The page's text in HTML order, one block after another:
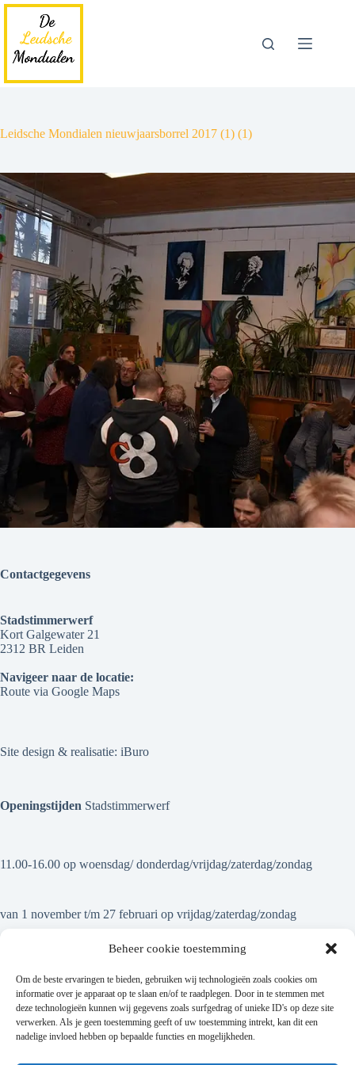
Beheer cookie toestemming
Om de beste ervaringen te bieden, gebruiken wij technologieën zoals cookies om
informatie over je apparaat op te slaan en/of te raadplegen. Door in te stemmen met
deze technologieën kunnen wij gegevens zoals surfgedrag of unieke ID's op deze site
verwerken. Als je geen toestemming geeft of uw toestemming intrekt, kan dit een
nadelige invloed hebben op bepaalde functies en mogelijkheden.
Ga
inhoud
Leidsche Mondialen nieuwjaarsborrel 2017 (1) (1)
Contactgegevens
Stadstimmerwerf
Kort Galgewater 21
2312 BR Leiden
Navigeer naar de locatie:
Route via Google Maps
Site design & realisatie: iBuro
Openingstijden Stadstimmerwerf
11.00-16.00 op woensdag/ donderdag/vrijdag/zaterdag/zondag
van 1 november t/m 27 februari op vrijdag/zaterdag/zondag
Op onze nieuwsbrief abonneren